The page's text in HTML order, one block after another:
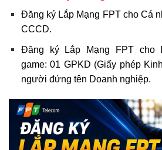
Đăng ký Lắp Mạng FPT cho Cá
CCCD.
Đăng ký Lắp Mạng FPT cho
game: 01 GPKD (Giấy phép
người đứng tên Doanh nghiệp.